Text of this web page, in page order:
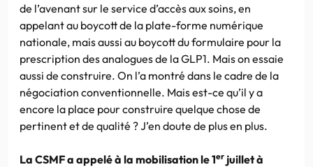
de l’avenant sur le service d’accès aux soins, en
appelant au boycott de la plate-forme numérique
nationale, mais aussi au boycott du formulaire pour la
prescription des analogues de la GLP1. Mais on essaie
aussi de construire. On l’a montré dans le cadre de la
négociation conventionnelle. Mais est-ce qu’il y a
encore la place pour construire quelque chose de
pertinent et de qualité ? J’en doute de plus en plus.
La CSMF a appelé à la mobilisation le 1er juillet à